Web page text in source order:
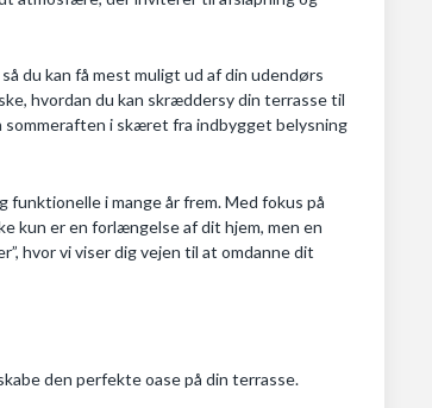
du kan få mest muligt ud af din udendørs
hvordan du kan skræddersy din terrasse til
sommeraften i skæret fra indbygget belysning
funktionelle i mange år frem. Med fokus på
kun er en forlængelse af dit hjem, men en
hvor vi viser dig vejen til at omdanne dit
den perfekte oase på din terrasse.